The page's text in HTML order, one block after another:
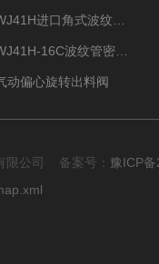
动偏心旋转出料阀
限公司 备案号： 豫ICP